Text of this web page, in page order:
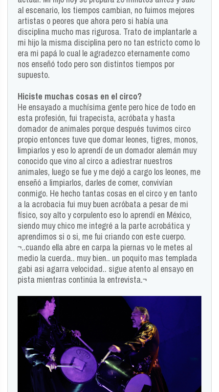
al escenario, los tiempos cambian, no fuimos mejores
artistas o peores que ahora pero si había una
disciplina mucho mas rigurosa. Trato de implantarle a
mi hijo la misma disciplina pero no tan estricto como lo
era mi papá lo cual le agradezco eternamente como
nos enseñó todo pero son distintos tiempos por
supuesto.
Hiciste muchas cosas en el circo?
He ensayado a muchísima gente pero hice de todo en
esta profesión, fui trapecista, acróbata y hasta
domador de animales porque después tuvimos circo
propio entonces tuve que domar leones, tigres, monos,
limpiarlos y eso lo aprendí de un domador alemán muy
conocido que vino al circo a adiestrar nuestros
animales, luego se fue y me dejó a cargo los leones, me
enseñó a limpiarlos, darles de comer, convivían
conmigo. He hecho tantas cosas en el circo y en tanto
a la acrobacia fui muy buen acróbata a pesar de mi
físico, soy alto y corpulento eso lo aprendí en México,
siendo muy chico me integré a la parte acrobática y
aprendimos si o si, me fui criando con este cuerpo.
¬..cuando ella abre en carpa la piernas vo le metes al
medio la cuerda.. muy bien.. un poquito mas templada
gabi asi agarra velocidad.. sigue atento al ensayo en
pista mientras continúa la entrevista.¬